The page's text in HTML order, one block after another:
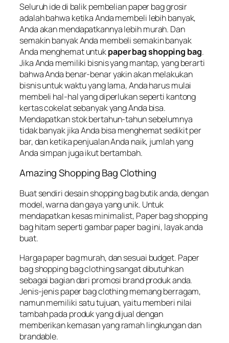
Seluruh ide di balik pembelian paper bag grosir
adalah bahwa ketika Anda membeli lebih banyak,
Anda akan mendapatkannya lebih murah. Dan
semakin banyak Anda membeli semakin banyak
Anda menghemat untukpaper bag shopping bag.
Jika Anda memiliki bisnis yang mantap, yang berarti
bahwa Anda benar-benar yakin akan melakukan
bisnis untuk waktu yang lama, Anda harus mulai
membeli hal-hal yang diperlukan seperti kantong
kertas cokelat sebanyak yang Anda bisa.
Mendapatkan stok bertahun-tahun sebelumnya
tidak banyak jika Anda bisa menghemat sedikit per
bar, dan ketika penjualan Anda naik, jumlah yang
Anda simpan juga ikut bertambah.
Amazing Shopping Bag Clothing
Buat sendiri desain shopping bag butik anda, dengan
model, warna dan gaya yang unik. Untuk
mendapatkan kesas minimalist, Paper bag shopping
bag hitam seperti gambar paper bag ini, layak anda
buat.
Harga paper bag murah, dan sesuai budget. Paper
bag shopping bag clothing sangat dibutuhkan
sebagai bagian dari promosi brand produk anda.
Jenis-jenis paper bag clothing memang berragam,
namun memiliki satu tujuan, yaitu memberi nilai
tambah pada produk yang dijual dengan
memberikan kemasan yang ramah lingkungan dan
brandable.